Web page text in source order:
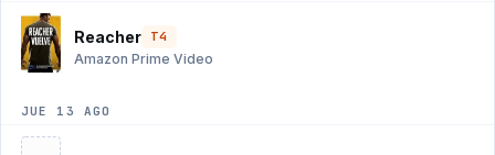
Reacher T4
Amazon Prime Video
JUE 13 AGO